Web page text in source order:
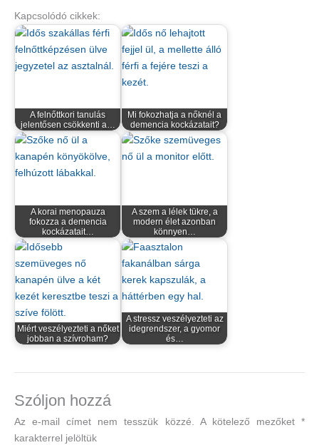
Kapcsolódó cikkek:
A felnőttkori tanulás
jelentősen csökkenti a…
Mi fokozhatja a nőknél a
demencia kockázatait?
A korai menopauza
fokozza a demencia
kockázatait…
A szem a lélek tükre, a
modern élet azonban
könnyen…
Miért veszélyezteti a nőket
jobban a szívroham?
A stressz veszélyezteti az
idegrendszer, a gyomor
és…
Szóljon hozzá
Az e-mail címet nem tesszük közzé. A kötelező mezőket*
karakterrel jelöltük